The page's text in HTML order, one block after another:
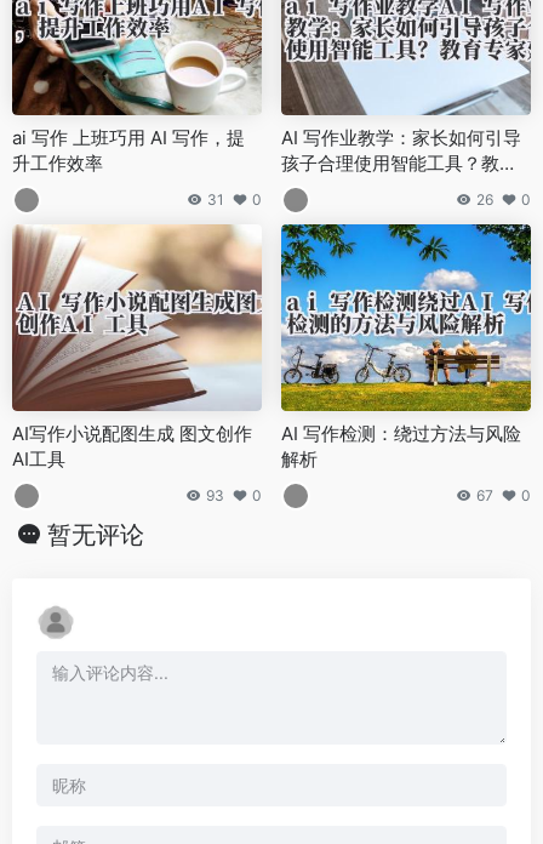
ai 写作 上班巧用 AI 写作，提
升工作效率
31 0
AI 写作业教学：家长如何引导
孩子合理使用智能工具？教育
专家建议！
26 0
AI写作小说配图生成 图文创作
AI工具
93 0
AI 写作检测：绕过方法与风险
解析
67 0
暂无评论